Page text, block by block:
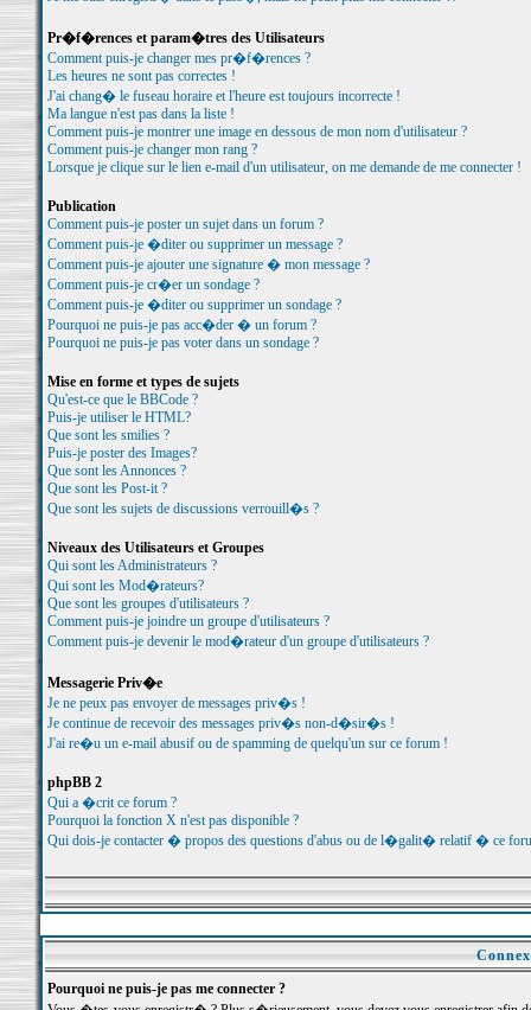
Pr�f�rences et param�tres des Utilisateurs
Comment puis-je changer mes pr�f�rences ?
Les heures ne sont pas correctes !
J'ai chang� le fuseau horaire et l'heure est toujours incorrecte !
Ma langue n'est pas dans la liste !
Comment puis-je montrer une image en dessous de mon nom d'utilisateur ?
Comment puis-je changer mon rang ?
Lorsque je clique sur le lien e-mail d'un utilisateur, on me demande de me connecter !
Publication
Comment puis-je poster un sujet dans un forum ?
Comment puis-je �diter ou supprimer un message ?
Comment puis-je ajouter une signature � mon message ?
Comment puis-je cr�er un sondage ?
Comment puis-je �diter ou supprimer un sondage ?
Pourquoi ne puis-je pas acc�der � un forum ?
Pourquoi ne puis-je pas voter dans un sondage ?
Mise en forme et types de sujets
Qu'est-ce que le BBCode ?
Puis-je utiliser le HTML?
Que sont les smilies ?
Puis-je poster des Images?
Que sont les Annonces ?
Que sont les Post-it ?
Que sont les sujets de discussions verrouill�s ?
Niveaux des Utilisateurs et Groupes
Qui sont les Administrateurs ?
Qui sont les Mod�rateurs?
Que sont les groupes d'utilisateurs ?
Comment puis-je joindre un groupe d'utilisateurs ?
Comment puis-je devenir le mod�rateur d'un groupe d'utilisateurs ?
Messagerie Priv�e
Je ne peux pas envoyer de messages priv�s !
Je continue de recevoir des messages priv�s non-d�sir�s !
J'ai re�u un e-mail abusif ou de spamming de quelqu'un sur ce forum !
phpBB 2
Qui a �crit ce forum ?
Pourquoi la fonction X n'est pas disponible ?
Qui dois-je contacter � propos des questions d'abus ou de l�galit� relatif � ce
Pourquoi ne puis-je pas me connecter ?